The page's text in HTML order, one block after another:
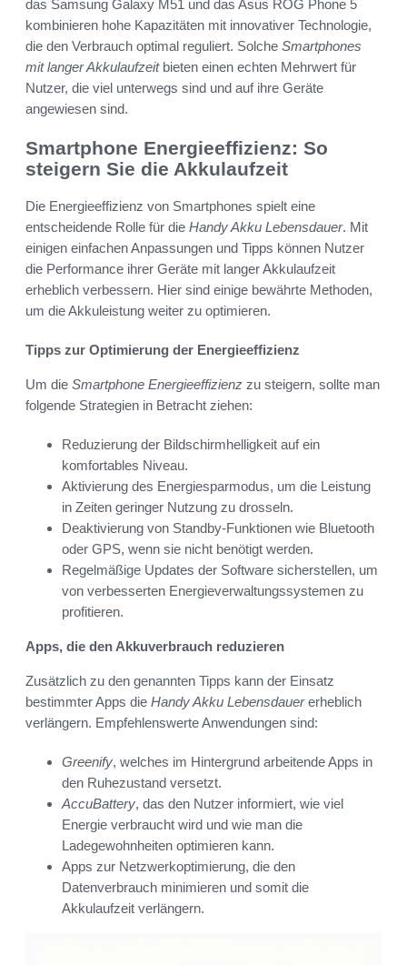
das Samsung Galaxy M51 und das Asus ROG Phone 5
kombinieren hohe Kapazitäten mit innovativer Technologie,
die den Verbrauch optimal reguliert. Solche Smartphones
mit langer Akkulaufzeitbieten einen echten Mehrwert für
Nutzer, die viel unterwegs sind und auf ihre Geräte
angewiesen sind.
Smartphone Energieeffizienz: So
steigern Sie die Akkulaufzeit
Die Energieeffizienz von Smartphones spielt eine
entscheidende Rolle für die Handy Akku Lebensdauer. Mit
einigen einfachen Anpassungen und Tipps können Nutzer
die Performance ihrer Geräte mit langer Akkulaufzeit
erheblich verbessern. Hier sind einige bewährte Methoden,
um die Akkuleistung weiter zu optimieren.
Tipps zur Optimierung der Energieeffizienz
Um die Smartphone Energieeffizienz zu steigern, sollte man
folgende Strategien in Betracht ziehen:
Reduzierung der Bildschirmhelligkeit auf ein
komfortables Niveau.
Aktivierung des Energiesparmodus, um die Leistung
in Zeiten geringer Nutzung zu drosseln.
Deaktivierung von Standby-Funktionen wie Bluetooth
oder GPS, wenn sie nicht benötigt werden.
Regelmäßige Updates der Software sicherstellen, um
von verbesserten Energieverwaltungssystemen zu
profitieren.
Apps, die den Akkuverbrauch reduzieren
Zusätzlich zu den genannten Tipps kann der Einsatz
bestimmter Apps die Handy Akku Lebensdauererheblich
verlängern. Empfehlenswerte Anwendungen sind:
Greenify, welches im Hintergrund arbeitende Apps in
den Ruhezustand versetzt.
AccuBattery, das den Nutzer informiert, wie viel
Energie verbraucht wird und wie man die
Ladegewohnheiten optimieren kann.
Apps zur Netzwerkoptimierung, die den
Datenverbrauch minimieren und somit die
Akkulaufzeit verlängern.